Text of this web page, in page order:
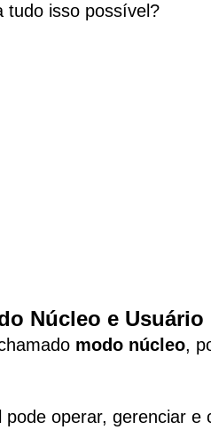
tudo isso possível?
Núcleo e Usuário
modo núcleo,
operar, gerenciar e